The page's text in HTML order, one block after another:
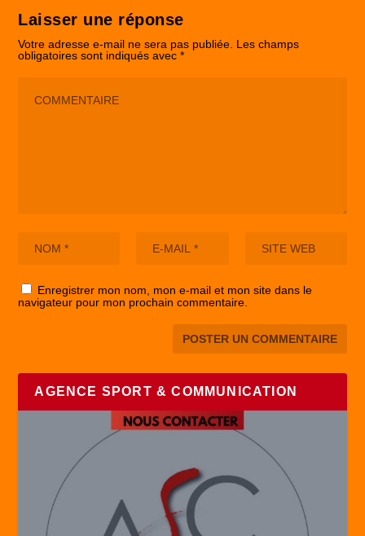
Laisser une réponse
Votre adresse e-mail ne sera pas publiée. Les champs
obligatoires sont indiqués avec*
Enregistrer mon nom, mon e-mail et mon site dans le
navigateur pour mon prochain commentaire.
AGENCE SPORT & COMMUNICATION